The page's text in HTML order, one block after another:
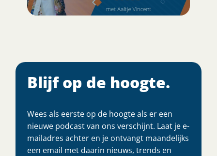
Blijf op de hoogte.
Wees als eerste op de hoogte als er een
nieuwe podcast van ons verschijnt. Laat je e-
mailadres achter en je ontvangt maandelijks
een email met daarin nieuws, trends en